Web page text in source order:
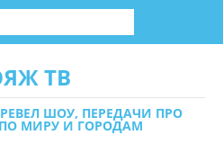
ТВ
ШОУ, ПЕРЕДАЧИ ПРО
МИРУ И ГОРОДАМ